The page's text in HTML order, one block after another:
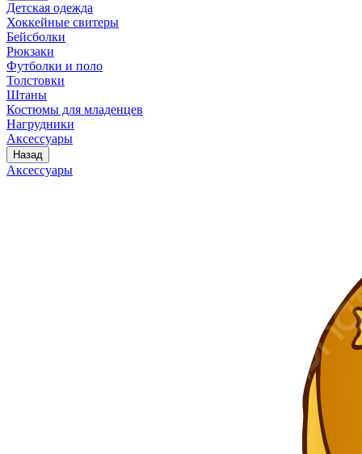
Детская одежда
Хоккейные свитеры
Бейсболки
Рюкзаки
Футболки и поло
Толстовки
Штаны
Костюмы для младенцев
Нагрудники
Аксессуары
Назад
Аксессуары